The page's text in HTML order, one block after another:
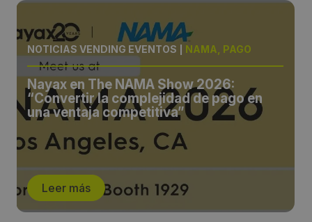
Sectores:
vending, distribución automática, autoservicio
NOTICIAS VENDING EVENTOS NAMA, PAGO
Nayax en The NAMA Show 2026:
“Convertir la complejidad de pago en
una ventaja competitiva”
Leer más